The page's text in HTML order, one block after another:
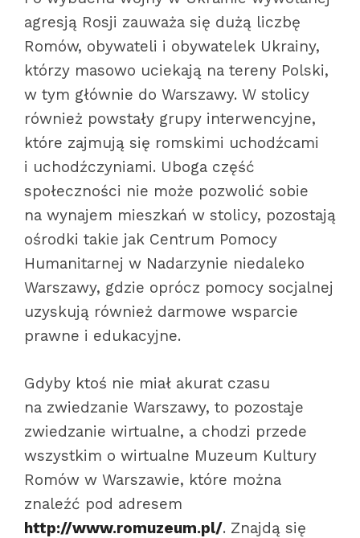
agresją Rosji zauważa się dużą liczbę
Romów, obywateli i obywatelek Ukrainy,
którzy masowo uciekają na tereny Polski,
w tym głównie do Warszawy. W stolicy
również powstały grupy interwencyjne,
które zajmują się romskimi uchodźcami
i uchodźczyniami. Uboga część
społeczności nie może pozwolić sobie
na wynajem mieszkań w stolicy, pozostają
ośrodki takie jak Centrum Pomocy
Humanitarnej w Nadarzynie niedaleko
Warszawy, gdzie oprócz pomocy socjalnej
uzyskują również darmowe wsparcie
prawne i edukacyjne.
Gdyby ktoś nie miał akurat czasu
na zwiedzanie Warszawy, to pozostaje
zwiedzanie wirtualne, a chodzi przede
wszystkim o wirtualne Muzeum Kultury
Romów w Warszawie, które można
znaleźć pod adresem
http://www.romuzeum.pl/. Znajdą się